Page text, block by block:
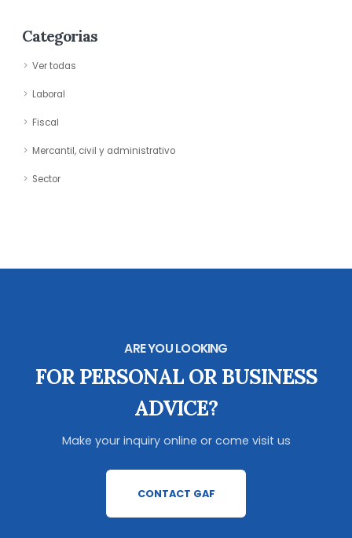
Categorias
Ver todas
Laboral
Fiscal
Mercantil, civil y administrativo
Sector
ARE YOU LOOKING
FOR PERSONAL OR BUSINESS
ADVICE?
Make your inquiry online or come visit us
CONTACT GAF